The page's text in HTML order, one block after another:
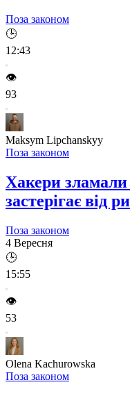
Поза законом
🕒
12:43
👁️
93
Maksym Lipchanskyy
Поза законом
Хакери
застерігає від
Поза законом
4 Вересня
🕒
15:55
👁️
53
Olena Kachurowska
Поза законом